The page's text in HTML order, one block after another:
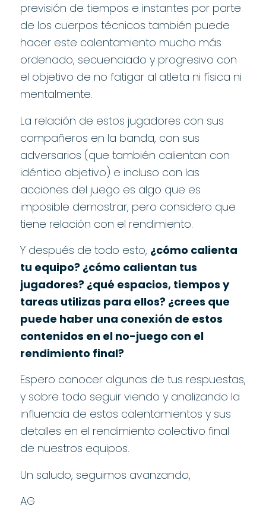
previsión de tiempos e instantes por parte
de los cuerpos técnicos también puede
hacer este calentamiento mucho más
ordenado, secuenciado y progresivo con
el objetivo de no fatigar al atleta ni física ni
mentalmente.
La relación de estos jugadores con sus
compañeros en la banda, con sus
adversarios (que también calientan con
idéntico objetivo) e incluso con las
acciones del juego es algo que es
imposible demostrar, pero considero que
tiene relación con el rendimiento.
Y después de todo esto, ¿cómo calienta
tu equipo? ¿cómo calientan tus
jugadores? ¿qué espacios, tiempos y
tareas utilizas para ellos? ¿crees que
puede haber una conexión de estos
contenidos en el no-juego con el
rendimiento final?
Espero conocer algunas de tus respuestas,
y sobre todo seguir viendo y analizando la
influencia de estos calentamientos y sus
detalles en el rendimiento colectivo final
de nuestros equipos.
Un saludo, seguimos avanzando,
AG